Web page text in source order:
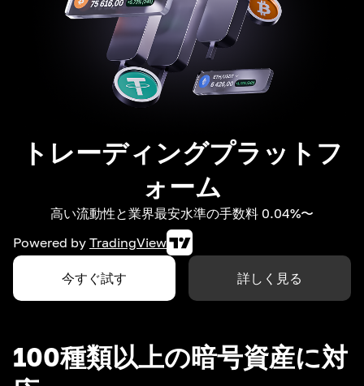
トレーディングプラットフ
ォーム
高い流動性と業界最安水準の手数料 0.04%〜
Powered by TradingView
今すぐ試す 詳しく見る
100種類以上の暗号資産に対